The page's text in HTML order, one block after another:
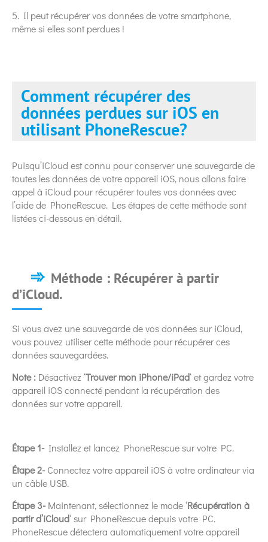
5. Il peut récupérer vos données de votre smartphone,
même si elles sont perdues !
Comment récupérer des
données perdues sur iOS en
utilisant PhoneRescue?
Puisqu’iCloud est connu pour conserver une sauvegarde de
toutes les données de votre appareil iOS, nous allons faire
appel à iCloud pour récupérer toutes vos données avec
l’aide de PhoneRescue. Les étapes de cette méthode sont
listées ci-dessous en détail.
Méthode : Récupérer à partir
d’iCloud.
Si vous avez une sauvegarde de vos données sur iCloud,
vous pouvez utiliser cette méthode pour récupérer ces
données sauvegardées.
Note : Désactivez ‘Trouver mon iPhone/iPad‘ et gardez votre
appareil iOS connecté pendant la récupération des
données sur votre appareil.
Étape 1-Installez et lancez PhoneRescue sur votre PC.
Étape 2-Connectez votre appareil iOS à votre ordinateur via
un câble USB.
Étape 3-Maintenant, sélectionnez le mode ‘Récupération à
partir d’iCloud‘ sur PhoneRescue depuis votre PC.
PhoneRescue détectera automatiquement votre appareil